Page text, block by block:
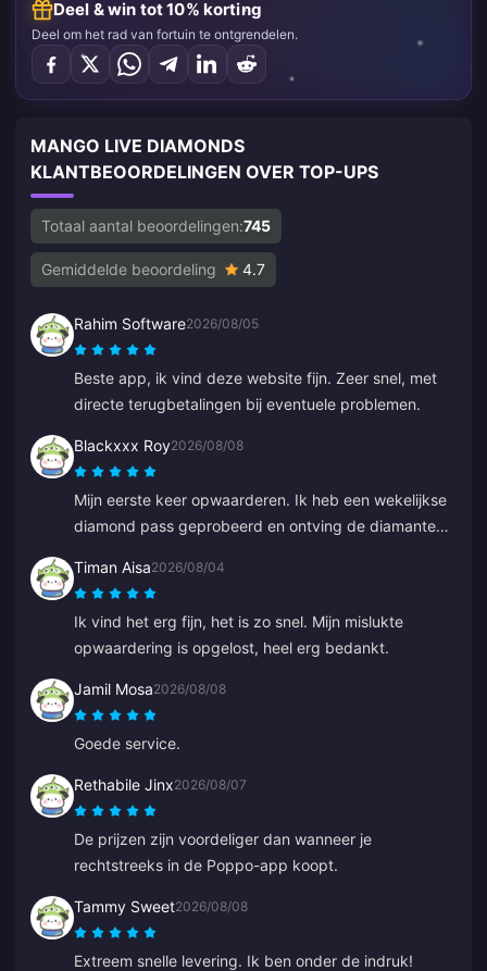
Deel & win tot 10% korting
Deel om het rad van fortuin te ontgrendelen.
MANGO LIVE DIAMONDS
KLANTBEOORDELINGEN OVER TOP-UPS
Totaal aantal beoordelingen:745
Gemiddelde beoordeling 4.7
Rahim Software2026/08/05
Beste app, ik vind deze website fijn. Zeer snel, met
directe terugbetalingen bij eventuele problemen.
Blackxxx Roy2026/08/08
Mijn eerste keer opwaarderen. Ik heb een wekelijkse
diamond pass geprobeerd en ontving de diamanten
Timan Aisa2026/08/04
Ik vind het erg fijn, het is zo snel. Mijn mislukte
opwaardering is opgelost, heel erg bedankt.
Jamil Mosa2026/08/08
Goede service.
Rethabile Jinx2026/08/07
De prijzen zijn voordeliger dan wanneer je
rechtstreeks in de Poppo-app koopt.
Tammy Sweet2026/08/08
Extreem snelle levering. Ik ben onder de indruk!